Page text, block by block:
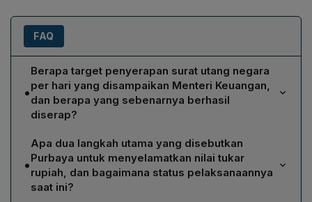
FAQ
•
Berapa target penyerapan surat utang negara
per hari yang disampaikan Menteri Keuangan,
dan berapa yang sebenarnya berhasil
diserap?
Menteri Keuangan Purbaya Yudhi Sadewa
menargetkan penyerapan surat berharga negara (SBN)
sebesar Rp 2 triliun per hari. Hingga Selasa 19/5,
pemerintah baru mampu menyerap Rp 600 miliar, jauh
•
Apa dua langkah utama yang disebutkan
Purbaya untuk menyelamatkan nilai tukar
rupiah, dan bagaimana status pelaksanaannya
saat ini?